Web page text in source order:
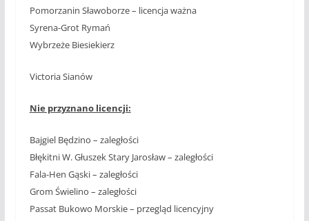
Pomorzanin Sławoborze – licencja ważna
Syrena-Grot Rymań
Wybrzeże Biesiekierz
Victoria Sianów
Nie przyznano licencji:
Bajgiel Będzino – zaległości
Błękitni W. Głuszek Stary Jarosław – zaległości
Fala-Hen Gąski – zaległości
Grom Świelino – zaległości
Passat Bukowo Morskie – przegląd licencyjny